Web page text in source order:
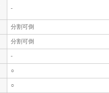
-
分割可倒
分割可倒
-
○
○